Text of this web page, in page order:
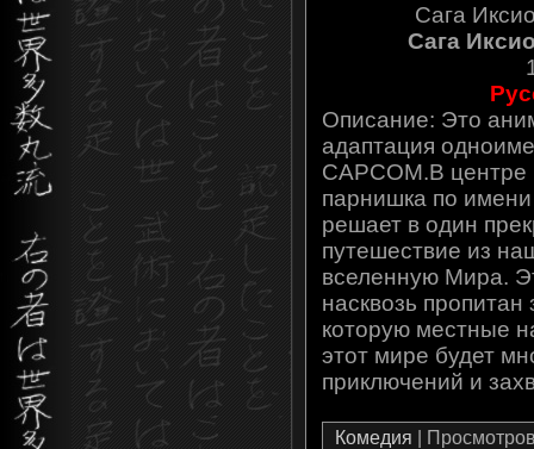
Сага
Сага
Описание: Это
адаптация
CAPCOM.В
парнишка по
решает в один
путешествие из
вселенную Мира.
насквозь пропитан
которую местные
этот мире будет
приключений и
Комедия |